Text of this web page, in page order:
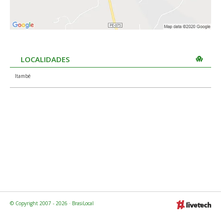
LOCALIDADES
Itambé
© Copyright 2007 - 2026 · BrasiLocal